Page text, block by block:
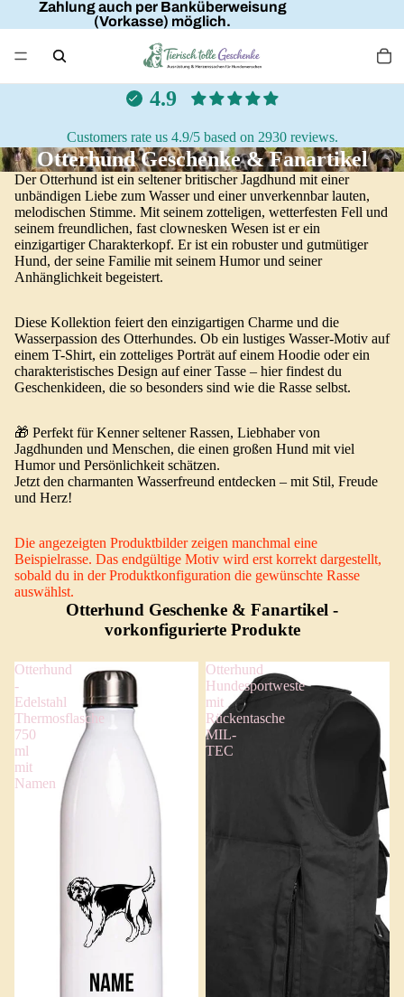
Zahlung auch per Banküberweisung
(Vorkasse) möglich.
4.9
Customers rate us 4.9/5 based on 2930 reviews.
Otterhund Geschenke & Fanartikel
Der Otterhund ist ein seltener britischer Jagdhund mit einer
unbändigen Liebe zum Wasser und einer unverkennbar lauten,
melodischen Stimme. Mit seinem zotteligen, wetterfesten Fell und
seinem freundlichen, fast clownesken Wesen ist er ein
einzigartiger Charakterkopf. Er ist ein robuster und gutmütiger
Hund, der seine Familie mit seinem Humor und seiner
Anhänglichkeit begeistert.
Diese Kollektion feiert den einzigartigen Charme und die
Wasserpassion des Otterhundes. Ob ein lustiges Wasser-Motiv auf
einem T-Shirt, ein zotteliges Porträt auf einem Hoodie oder ein
charakteristisches Design auf einer Tasse – hier findest du
Geschenkideen, die so besonders sind wie die Rasse selbst.
🎁 Perfekt für Kenner seltener Rassen, Liebhaber von
Jagdhunden und Menschen, die einen großen Hund mit viel
Humor und Persönlichkeit schätzen.
Jetzt den charmanten Wasserfreund entdecken – mit Stil, Freude
und Herz!
Die angezeigten Produktbilder zeigen manchmal eine
Beispielrasse. Das endgültige Motiv wird erst korrekt dargestellt,
sobald du in der Produktkonfiguration die gewünschte Rasse
auswählst.
Otterhund Geschenke & Fanartikel -
vorkonfigurierte Produkte
Otterhund
-
Edelstahl
Thermosflasche
750
ml
mit
Namen
Otterhund
Hundesportweste
mit
Rückentasche
MIL-
TEC